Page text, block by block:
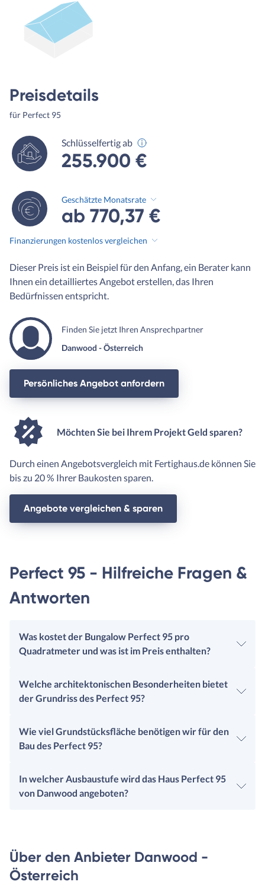
Preisdetails
für Perfect 95
Schlüsselfertig ab
255.900 €
Geschätzte Monatsrate
ab 770,37 €
Finanzierungen kostenlos vergleichen
Dieser Preis ist ein Beispiel für den Anfang, ein Berater kann
Ihnen ein detailliertes Angebot erstellen, das Ihren
Bedürfnissen entspricht.
Finden Sie jetzt Ihren Ansprechpartner
Danwood - Österreich
Persönliches Angebot anfordern
Möchten Sie bei Ihrem Projekt Geld sparen?
Durch einen Angebotsvergleich mit Fertighaus.de können Sie
bis zu 20 % Ihrer Baukosten sparen.
Angebote vergleichen & sparen
Perfect 95 - Hilfreiche Fragen &
Antworten
Was kostet der Bungalow Perfect 95 pro
Quadratmeter und was ist im Preis enthalten?
Welche architektonischen Besonderheiten bietet
der Grundriss des Perfect 95?
Wie viel Grundstücksfläche benötigen wir für den
Bau des Perfect 95?
In welcher Ausbaustufe wird das Haus Perfect 95
von Danwood angeboten?
Über den Anbieter Danwood -
Österreich